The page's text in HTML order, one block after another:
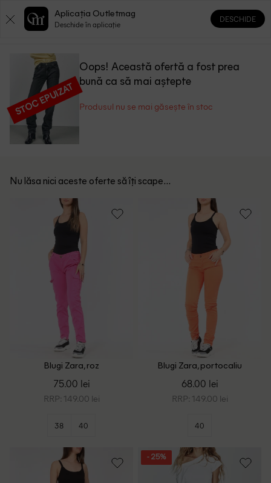
0 0
STOC EPUIZAT
Oops! Această ofertă a fost prea
bună ca să mai aștepte
Produsul nu se mai găsește în stoc
Nu lăsa nici aceste oferte să îți scape...
Blugi Zara, roz
75.00 lei
RRP: 149.00 lei
38 40
Blugi Zara, portocaliu
68.00 lei
RRP: 149.00 lei
40
- 25%
Aplicația Outletmag
Deschide în aplicație
DESCHIDE